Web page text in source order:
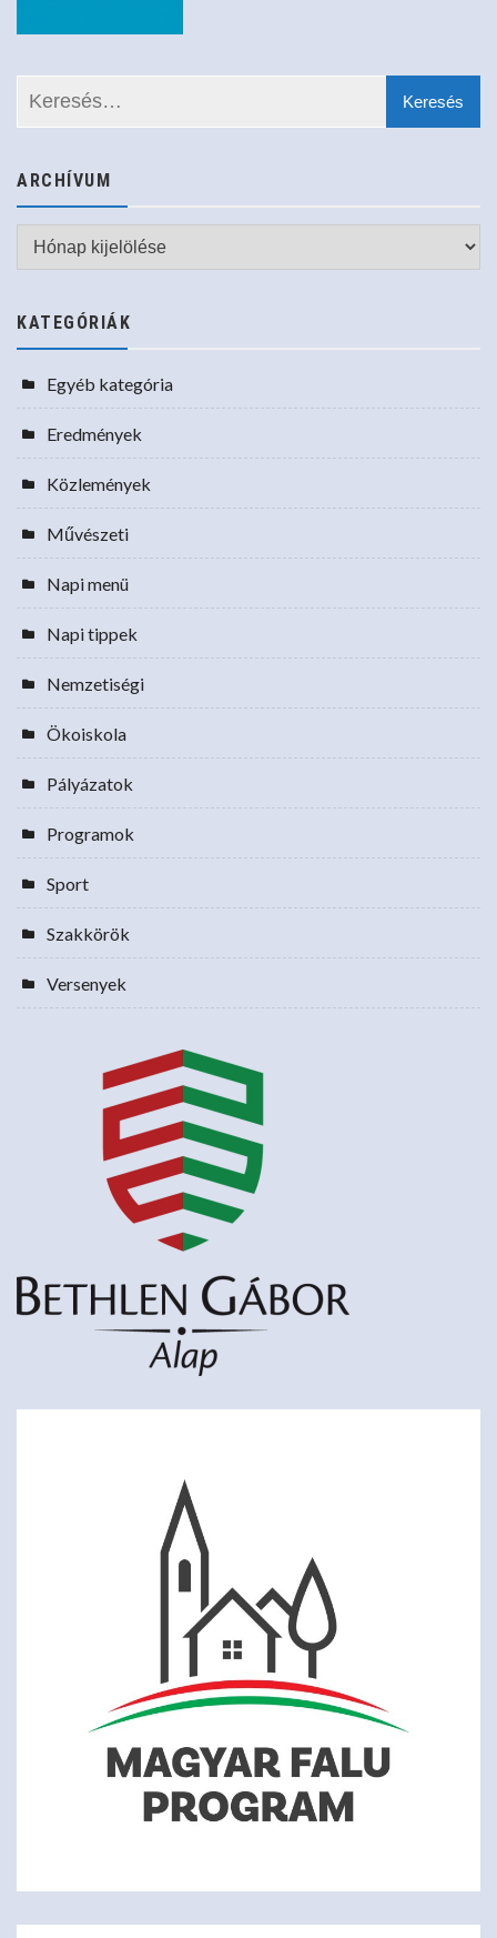
ARCHÍVUM
Archívum
KATEGÓRIÁK
Egyéb kategória
Eredmények
Közlemények
Művészeti
Napi menü
Napi tippek
Nemzetiségi
Ökoiskola
Pályázatok
Programok
Sport
Szakkörök
Versenyek